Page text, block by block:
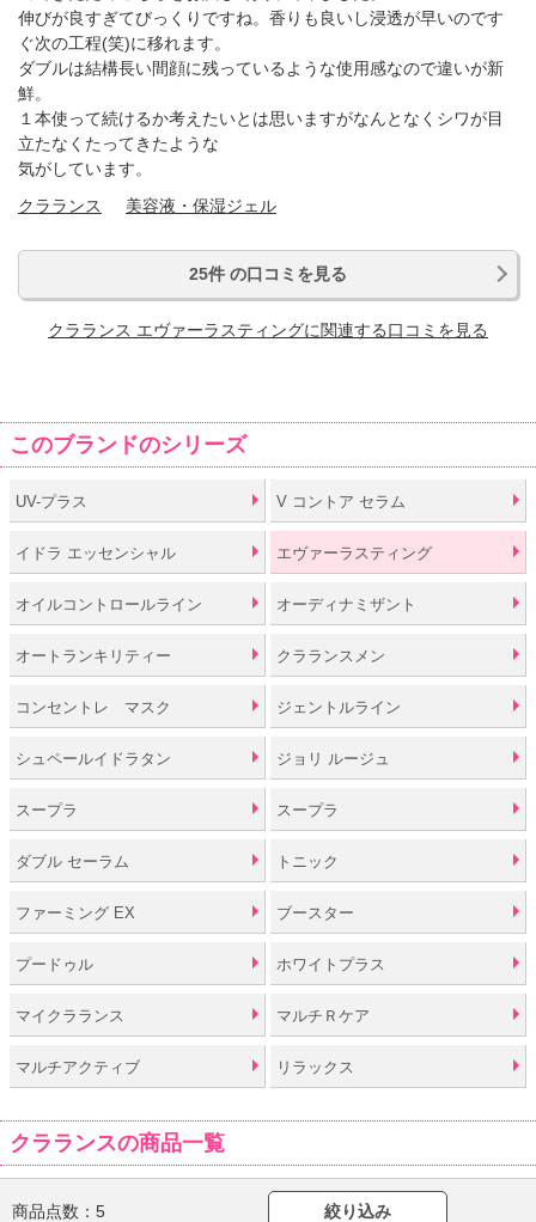
伸びが良すぎてびっくりですね。香りも良いし浸透が早いのです
ぐ次の工程(笑)に移れます。
ダブルは結構長い間顔に残っているような使用感なので違いが新
鮮。
１本使って続けるか考えたいとは思いますがなんとなくシワが目
立たなくたってきたような
気がしています。
クラランス
美容液・保湿ジェル
25件 の口コミを見る
クラランス エヴァーラスティングに関連する口コミを見る
このブランドのシリーズ
UV-プラス V コントア セラム
イドラ エッセンシャル エヴァーラスティング
オイルコントロールライン オーディナミザント
オートランキリティー クラランスメン
コンセントレ マスク ジェントルライン
シュペールイドラタン ジョリ ルージュ
スープラ スープラ
ダブル セーラム トニック
ファーミング EX ブースター
プードゥル ホワイトプラス
マイクラランス マルチＲケア
マルチアクティブ リラックス
クラランスの商品一覧
商品点数： 5 絞り込み